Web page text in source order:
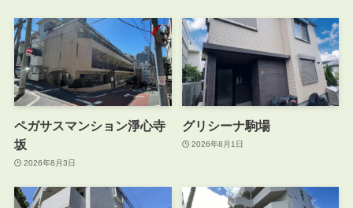
ペガサスマンション淨心寺
坂
2026年8月3日
グリシーナ駒場
2026年8月1日